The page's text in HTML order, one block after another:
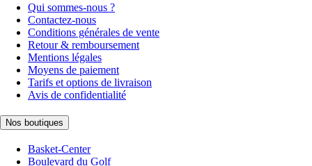
Qui sommes-nous ?
Contactez-nous
Conditions générales de vente
Retour & remboursement
Mentions légales
Moyens de paiement
Tarifs et options de livraison
Avis de confidentialité
Nos boutiques
Basket-Center
Boulevard du Golf